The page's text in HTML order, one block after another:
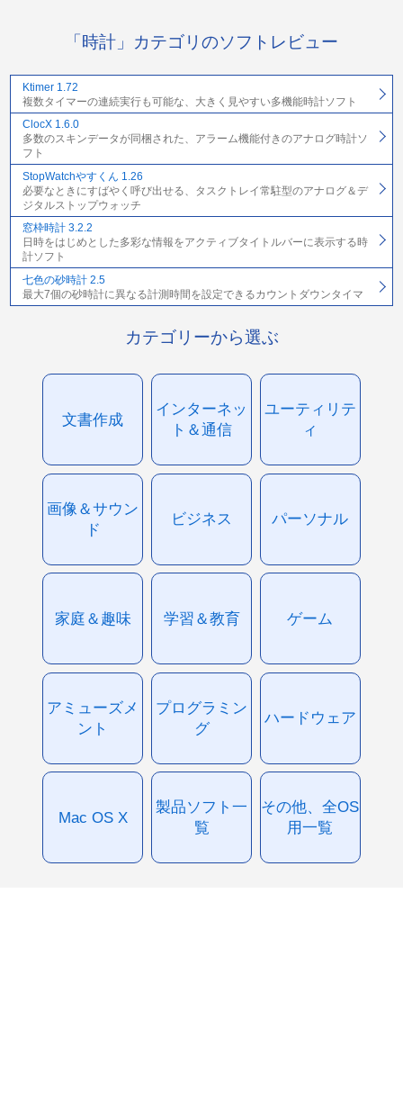
「時計」カテゴリのソフトレビュー
Ktimer 1.72
複数タイマーの連続実行も可能な、大きく見やすい多機能時計ソフト
ClocX 1.6.0
多数のスキンデータが同梱された、アラーム機能付きのアナログ時計ソ
フト
StopWatchやすくん 1.26
必要なときにすばやく呼び出せる、タスクトレイ常駐型のアナログ＆デ
ジタルストップウォッチ
窓枠時計 3.2.2
日時をはじめとした多彩な情報をアクティブタイトルバーに表示する時
計ソフト
七色の砂時計 2.5
最大7個の砂時計に異なる計測時間を設定できるカウントダウンタイマ
カテゴリーから選ぶ
文書作成
インターネッ
ト＆通信
ユーティリテ
ィ
画像＆サウン
ド
ビジネス パーソナル
家庭＆趣味 学習＆教育 ゲーム
アミューズメ
ント
プログラミン
グ
ハードウェア
Mac OS X
製品ソフト一
覧
その他、全OS
用一覧